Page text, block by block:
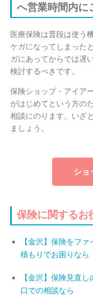
へ営業時間内に
医療保険は普段は使う
ケガになってしまった
ガにあってからでは遅
検討するべきです。
保険ショップ・アイア
がはじめてという方の
相談にのります。いざ
ましょう。
ショ
保険に関するお
【金沢】保険をフ
積もりでお困りなら
【金沢】保険見直
口での相談なら